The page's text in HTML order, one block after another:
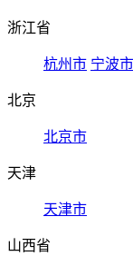
浙江省
杭州市 宁波市
北京
北京市
天津
天津市
山西省